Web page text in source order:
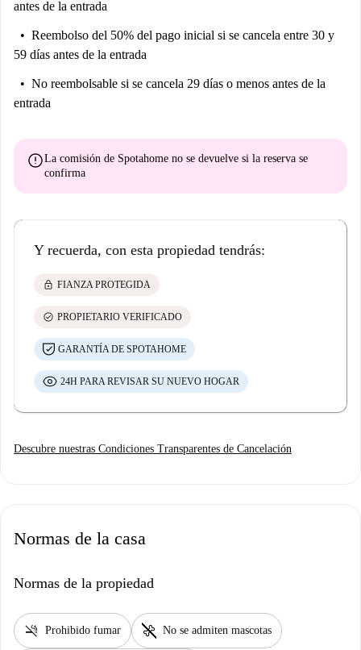
subterráneo (+ 75 €); El precio del alquiler es por persona.
Documentos requeridos: - Documento de identidad - Garantía financiera
Documentos requeridos: - Documento de identidad - Garantía financiera
[ITA] - 300€ comprendensivi di: stesura e registrazione del contratto,
gestione organizzativa della prenotazione, assistenza e supporto. Da
[ENG] - 300€ including: drafting and registration of the contract,
booking management and coordination, assistance and support. To be
pay before check-in.
solicitarán el pago del depósito de seguridad y los gastos del primer mes
recibirá instrucciones sobre cómo firmar el contrato.
antes de la entrada
Reembolso del 50% del pago inicial si se cancela entre 30 y
59 días antes de la entrada
No reembolsable si se cancela 29 días o menos antes de la
entrada
errorLa comisión de Spotahome no se devuelve si la reserva se
confirma
Y recuerda, con esta propiedad tendrás:
lock FIANZA PROTEGIDA
check_circle PROPIETARIO VERIFICADO
GARANTÍA DE SPOTAHOME
24H PARA REVISAR SU NUEVO HOGAR
Descubre nuestras Condiciones Transparentes de Cancelación
Normas de la casa
Normas de la propiedad
smoke_free Prohibido fumar pet_supplies No se admiten mascotas